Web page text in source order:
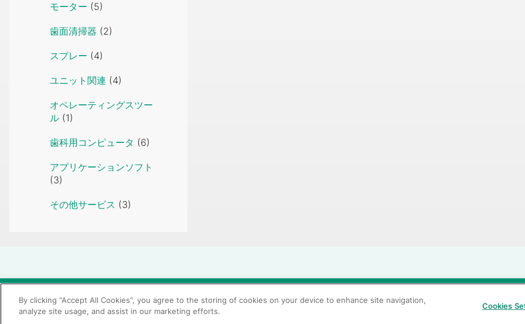
モーター (5)
歯面清掃器 (2)
スプレー (4)
ユニット関連 (4)
オペレーティングスツー
ル (1)
歯科用コンピュータ (6)
アプリケーションソフト
(3)
その他サービス (3)
© 2026 GC Corp. 無断転載禁止 お問い合わせ 当サイトの利用条件 個人情報保護方針
By clicking “Accept All Cookies”, you agree to the storing of cookies on your device to enhance site navigation,
analyze site usage, and assist in our marketing efforts.
Cookies